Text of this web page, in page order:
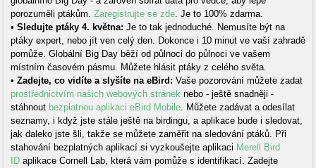
porozuměli ptákům. Zaregistrujte se zde. Je to 100% zdarma.
• Sledujte ptáky 4. května: Je to tak jednoduché. Nemusíte být na
ptáky expert, nebo jít ven celý den. Dokonce i 10 minut ve vaší zahradě
pomůže. Globální Big Day běží od půlnoci do půlnoci ve vašem
místním časovém pásmu. Můžete hlásit ptáky z celého světa.
• Zadejte, co vidíte a slyšíte na eBird: Vaše pozorování můžete zadat
prostřednictvím našich webových stránek nebo - ještě snadněji -
stáhnout bezplatnou aplikaci eBird Mobile. Můžete zadávat a odesílat
seznamy, i když jste stále ještě na birdingu, a aplikace bude i sledovat,
jak daleko jste šli, takže se můžete zaměřit na sledování ptáků. Při
stahování bezplatných aplikací si vyzkoušejte aplikaci Merell Bird
ID aplikace Cornell Lab, která vám pomůže s identifikací. Zadejte